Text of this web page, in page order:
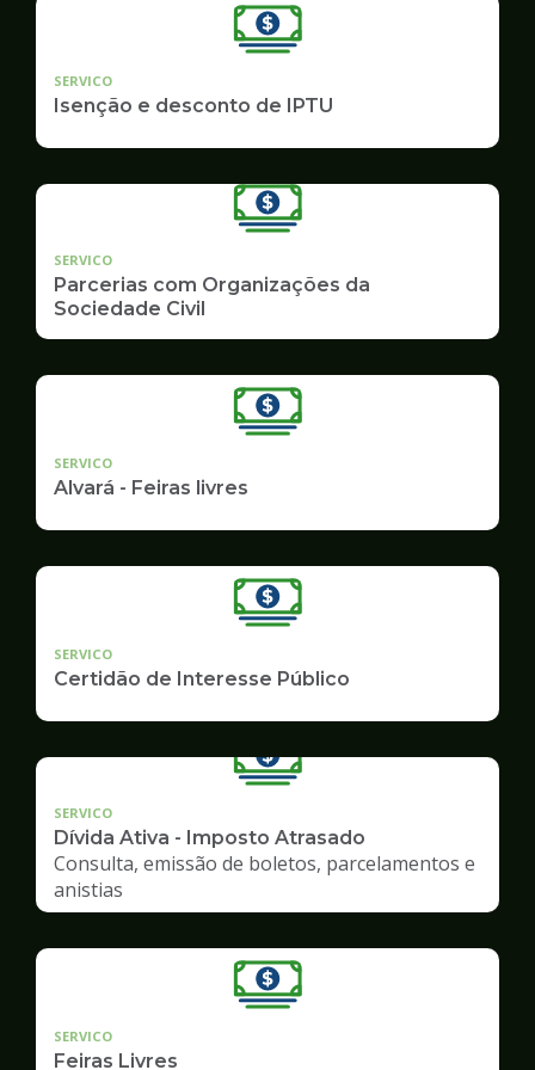
SERVICO
Isenção e desconto de IPTU
SERVICO
Parcerias com Organizações da
Sociedade Civil
SERVICO
Alvará - Feiras livres
SERVICO
Certidão de Interesse Público
SERVICO
Dívida Ativa - Imposto Atrasado
Consulta, emissão de boletos, parcelamentos e
anistias
SERVICO
Feiras Livres